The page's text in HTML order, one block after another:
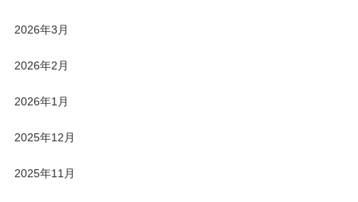
2026年3月
2026年2月
2026年1月
2025年12月
2025年11月